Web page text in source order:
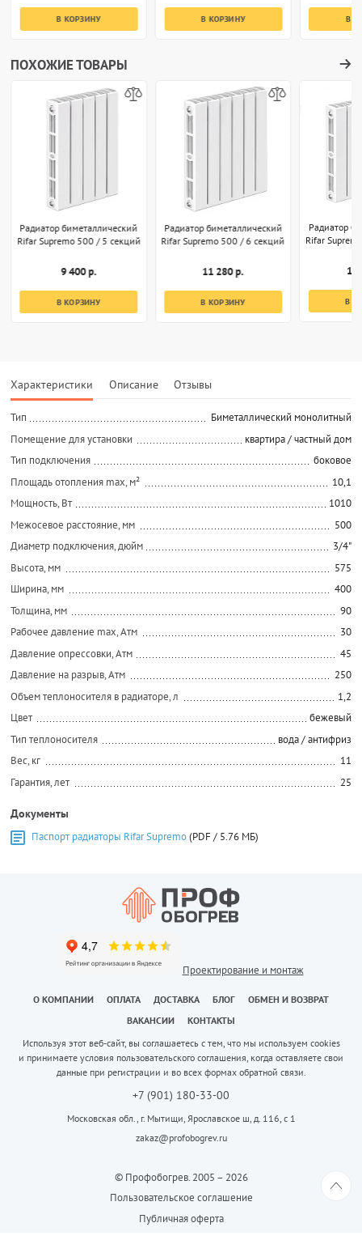
В КОРЗИНУ В КОРЗИНУ В
ПОХОЖИЕ ТОВАРЫ
Радиатор биметаллический
Rifar Supremo 500 / 5 секций
9 400 р.
В КОРЗИНУ
Радиатор биметаллический
Rifar Supremo 500 / 6 секций
11 280 р.
В КОРЗИНУ
Радиатор
Rifar
13
В
Характеристики Описание Отзывы
Тип
Биметаллический монолитный
Помещение для установки
квартира / частный дом
Тип подключения
боковое
Площадь отопления max, м²
10,1
Мощность, Вт
1010
Межосевое расстояние, мм
500
Диаметр подключения, дюйм
3/4"
Высота, мм
575
Ширина, мм
400
Толщина, мм
90
Рабочее давление max, Атм
30
Давление опрессовки, Атм
45
Давление на разрыв, Атм
250
Объем теплоносителя в радиаторе, л
1,2
Цвет
бежевый
Тип теплоносителя
вода / антифриз
Вес, кг
11
Гарантия, лет
25
Документы
Паспорт радиаторы Rifar Supremo(PDF / 5.76 МБ)
Проектирование и монтаж
О КОМПАНИИ ОПЛАТА ДОСТАВКА БЛОГ
ОБМЕН И ВОЗВРАТ
ВАКАНСИИ
КОНТАКТЫ
Используя этот веб-сайт, вы соглашаетесь с тем, что мы используем cookies
и принимаете условия пользовательского соглашения, когда оставляете свои
данные при регистрации и во всех формах обратной связи.
+7 (901) 180-33-00
Московская обл., г. Мытищи, Ярославское ш, д. 116, с 1
zakaz@profobogrev.ru
© Профобогрев. 2005 – 2026
Пользовательское соглашение
Публичная оферта